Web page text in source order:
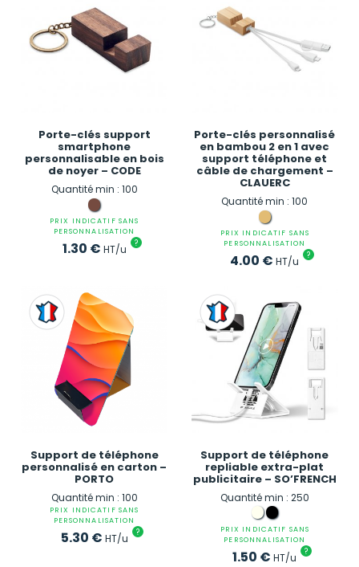
Porte-clés support
smartphone
personnalisable en bois
de noyer – CODE
Quantité min : 100
PRIX INDICATIF SANS
PERSONNALISATION
1.30 € HT/u ?
Porte-clés personnalisé
en bambou 2 en 1 avec
support téléphone et
câble de chargement –
CLAUERC
Quantité min : 100
PRIX INDICATIF SANS
PERSONNALISATION
4.00 € HT/u ?
Support de téléphone
personnalisé en carton –
PORTO
Quantité min : 100
PRIX INDICATIF SANS
PERSONNALISATION
5.30 € HT/u ?
Support de téléphone
repliable extra-plat
publicitaire – SO’FRENCH
Quantité min : 250
PRIX INDICATIF SANS
PERSONNALISATION
1.50 € HT/u ?